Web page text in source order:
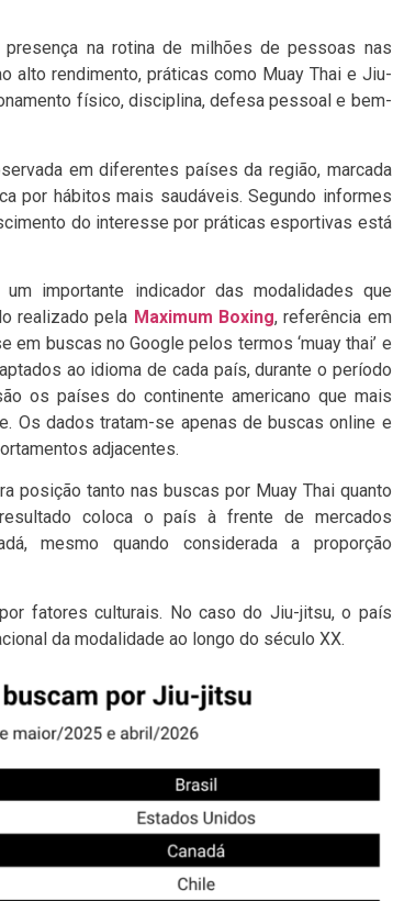
na rotina de milhões de pessoas nas
alto rendimento, práticas como Muay Thai e Jiu-
físico, disciplina, defesa pessoal e bem-
em diferentes países da região, marcada
por hábitos mais saudáveis. Segundo informes
do interesse por práticas esportivas está
importante indicador das modalidades que
realizado pela Maximum Boxing, referência em
buscas no Google pelos termos ‘muay thai’ e
ao idioma de cada país, durante o período
os países do continente americano que mais
Os dados tratam-se apenas de buscas online e
adjacentes.
posição tanto nas buscas por Muay Thai quanto
coloca o país à frente de mercados
mesmo quando considerada a proporção
fatores culturais. No caso do Jiu-jitsu, o país
da modalidade ao longo do século XX.